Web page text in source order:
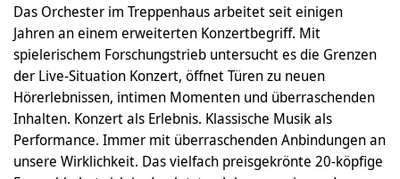
Das Orchester im Treppenhaus arbeitet seit einigen
Jahren an einem erweiterten Konzertbegriff. Mit
spielerischem Forschungstrieb untersucht es die Grenzen
der Live-Situation Konzert, öffnet Türen zu neuen
Hörerlebnissen, intimen Momenten und überraschenden
Inhalten. Konzert als Erlebnis. Klassische Musik als
Performance. Immer mit überraschenden Anbindungen an
unsere Wirklichkeit. Das vielfach preisgekrönte 20-köpfige